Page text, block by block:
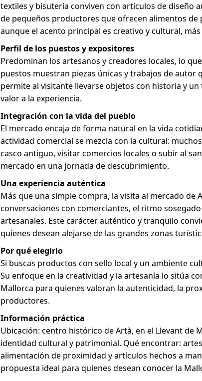
textiles y bisutería conviven con artículos de diseño
de pequeños productores que ofrecen alimentos
aunque el acento principal es creativo y cultural,
Perfil de los puestos y expositores
Predominan los artesanos y creadores locales, lo
puestos muestran piezas únicas y trabajos de
permite al visitante llevarse objetos con historia y
valor a la experiencia.
Integración con la vida del pueblo
El mercado encaja de forma natural en la vida
actividad comercial se mezcla con la cultural:
casco antiguo, visitar comercios locales o subir al
mercado en una jornada de descubrimiento.
Una experiencia auténtica
Más que una simple compra, la visita al mercado de
conversaciones con comerciantes, el ritmo
artesanales. Este carácter auténtico y tranquilo
quienes desean alejarse de las grandes zonas
Por qué elegirlo
Si buscas productos con sello local y un ambiente
Su enfoque en la creatividad y la artesanía lo sitúa
Mallorca para quienes valoran la autenticidad, la
productores.
Información práctica
Ubicación: centro histórico de Artà, en el Llevant
identidad cultural y patrimonial. Qué encontrar:
alimentación de proximidad y artículos hechos a
propuesta ideal para quienes desean conocer la